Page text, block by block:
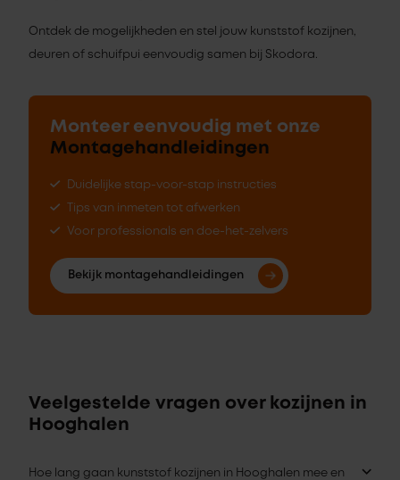
Ontdek de mogelijkheden en stel jouw kunststof kozijnen,
deuren of schuifpui eenvoudig samen bij Skodora.
Monteer eenvoudig met onze
Montagehandleidingen
Duidelijke stap-voor-stap instructies
Tips van inmeten tot afwerken
Voor professionals en doe-het-zelvers
Bekijk montagehandleidingen
Veelgestelde vragen over kozijnen in
Hooghalen
Hoe lang gaan kunststof kozijnen in Hooghalen mee en